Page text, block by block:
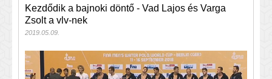
Kezdődik a bajnoki döntő - Vad Lajos és Varga
Zsolt a vlv-nek
2019.05.09.